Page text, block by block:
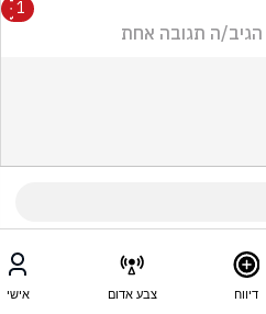
1
הגיב/ה תגובה אחת
דיווח צבע אדום אישי